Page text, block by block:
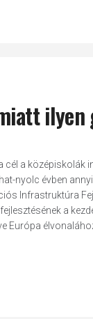
ilyen
cél a
nyolc évben
Infrastruktúra
a